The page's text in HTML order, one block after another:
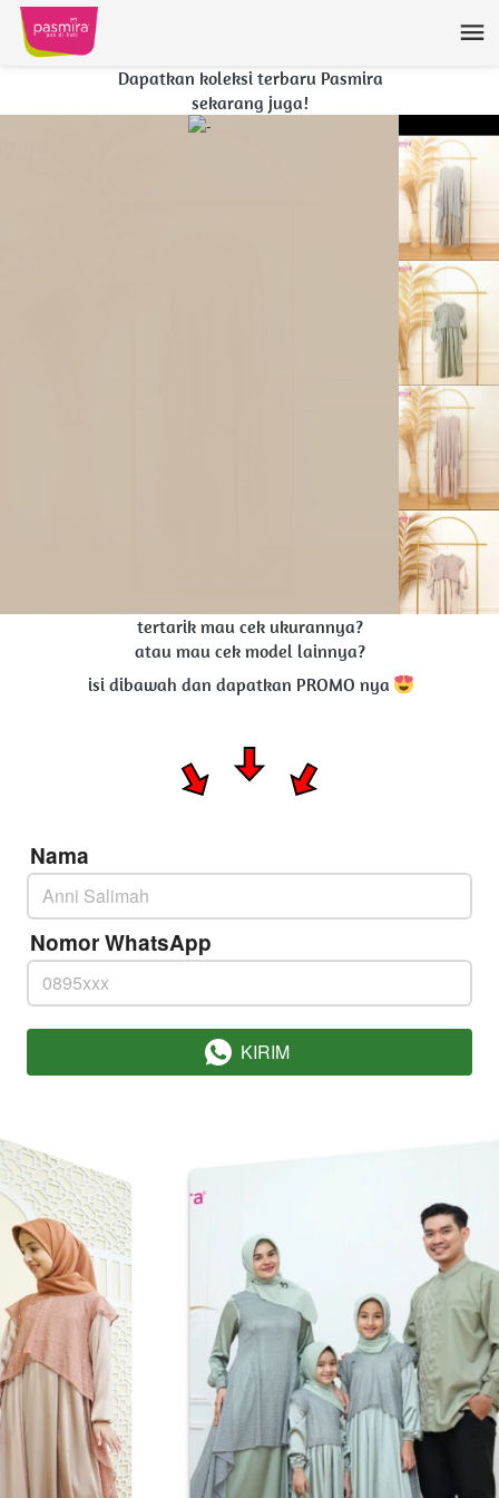
Dapatkan koleksi terbaru Pasmira
sekarang juga!
tertarik mau cek ukurannya?
atau mau cek model lainnya?
isi dibawah dan dapatkan PROMO nya
Nama
Nomor WhatsApp
` KIRIM